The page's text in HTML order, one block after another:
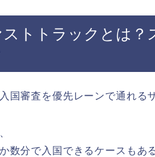
トトラックとは？
国審査を優先レーンで通れる
数分で入国できるケースもあ